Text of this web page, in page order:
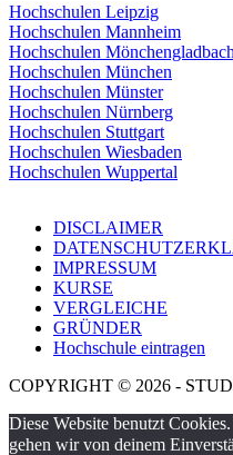
Hochschulen Leipzig
Hochschulen Mannheim
Hochschulen Mönchengladbach
Hochschulen München
Hochschulen Münster
Hochschulen Nürnberg
Hochschulen Stuttgart
Hochschulen Wiesbaden
Hochschulen Wuppertal
DISCLAIMER
IMPRESSUM
KURSE
VERGLEICHE
GRÜNDER
Hochschule eintragen
COPYRIGHT © 2026 -
Diese Website benutzt
gehen wir von deinem